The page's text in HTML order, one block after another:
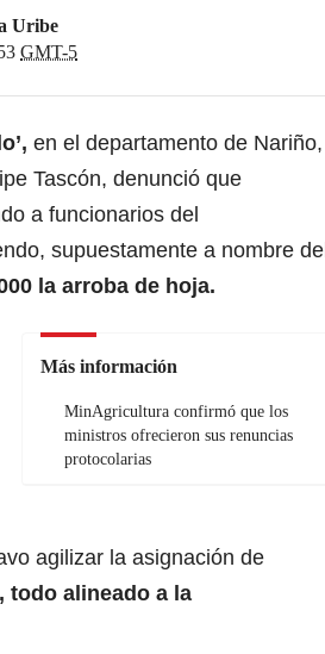
Uribe
GMT-5
en el departamento de Nariño,
Tascón, denunció que
a funcionarios del
supuestamente a nombre del
la arroba de hoja.
Más información
MinAgricultura confirmó que los
ministros ofrecieron sus renuncias
protocolarias
agilizar la asignación de
todo alineado a la